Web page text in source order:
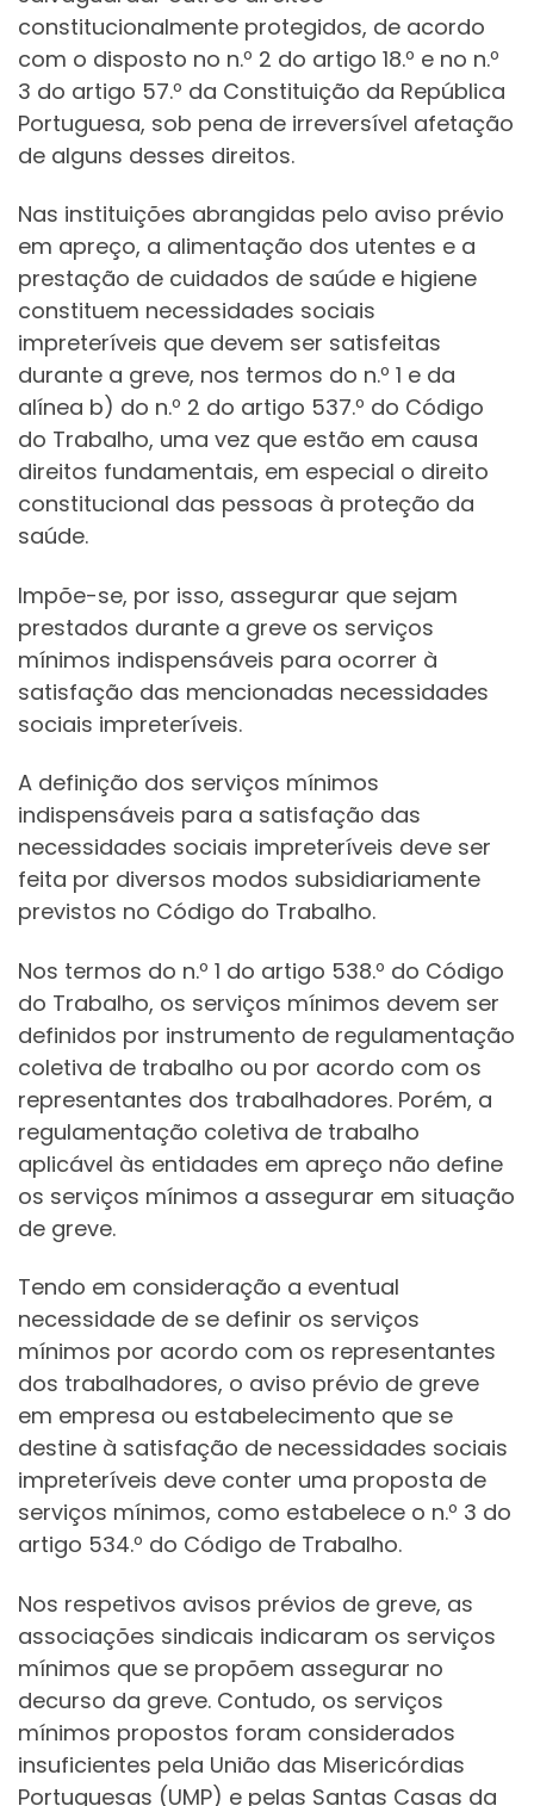
constitucionalmente protegidos, de acordo
com o disposto no n.º 2 do artigo 18.º e no n.º
3 do artigo 57.º da Constituição da República
Portuguesa, sob pena de irreversível afetação
de alguns desses direitos.
Nas instituições abrangidas pelo aviso prévio
em apreço, a alimentação dos utentes e a
prestação de cuidados de saúde e higiene
constituem necessidades sociais
impreteríveis que devem ser satisfeitas
durante a greve, nos termos do n.º 1 e da
alínea b) do n.º 2 do artigo 537.º do Código
do Trabalho, uma vez que estão em causa
direitos fundamentais, em especial o direito
constitucional das pessoas à proteção da
saúde.
Impõe-se, por isso, assegurar que sejam
prestados durante a greve os serviços
mínimos indispensáveis para ocorrer à
satisfação das mencionadas necessidades
sociais impreteríveis.
A definição dos serviços mínimos
indispensáveis para a satisfação das
necessidades sociais impreteríveis deve ser
feita por diversos modos subsidiariamente
previstos no Código do Trabalho.
Nos termos do n.º 1 do artigo 538.º do Código
do Trabalho, os serviços mínimos devem ser
definidos por instrumento de regulamentação
coletiva de trabalho ou por acordo com os
representantes dos trabalhadores. Porém, a
regulamentação coletiva de trabalho
aplicável às entidades em apreço não define
os serviços mínimos a assegurar em situação
de greve.
Tendo em consideração a eventual
necessidade de se definir os serviços
mínimos por acordo com os representantes
dos trabalhadores, o aviso prévio de greve
em empresa ou estabelecimento que se
destine à satisfação de necessidades sociais
impreteríveis deve conter uma proposta de
serviços mínimos, como estabelece o n.º 3 do
artigo 534.º do Código de Trabalho.
Nos respetivos avisos prévios de greve, as
associações sindicais indicaram os serviços
mínimos que se propõem assegurar no
decurso da greve. Contudo, os serviços
mínimos propostos foram considerados
insuficientes pela União das Misericórdias
Portuguesas (UMP) e pelas Santas Casas da